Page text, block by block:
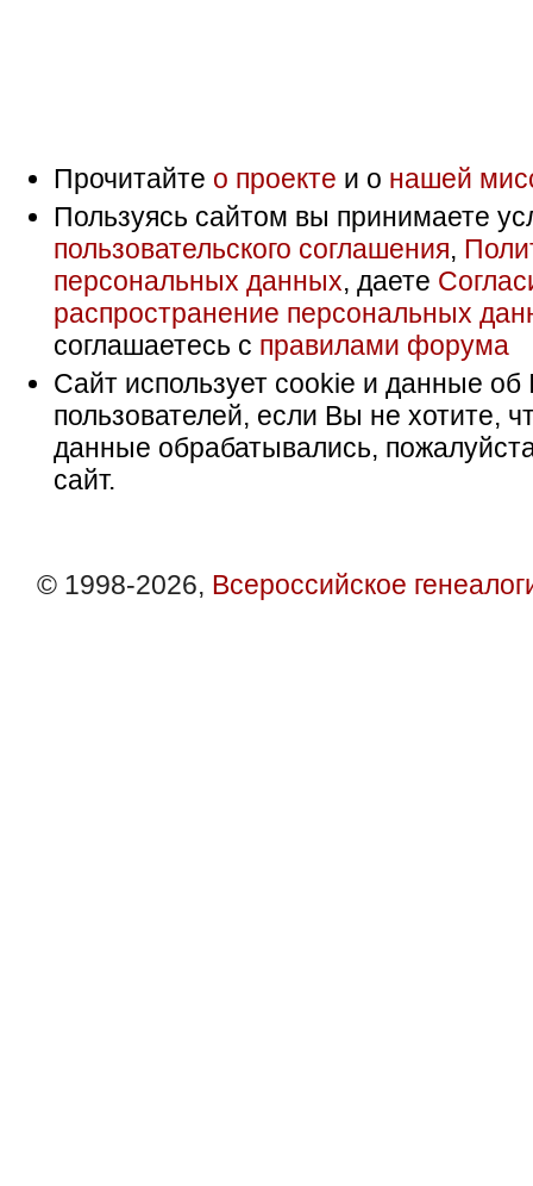
Прочитайте о проекте и о нашей
Пользуясь сайтом вы принимаете
пользовательского соглашения,
персональных данных, даете
распространение персональных
соглашаетесь с правилами форума
Сайт использует cookie и данные об
пользователей, если Вы не хотите,
данные обрабатывались,
сайт.
© 1998-2026, Всероссийское